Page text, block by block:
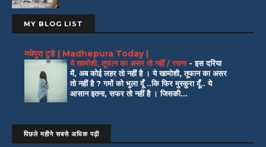
MY BLOG LIST
मधेपुरा टुडे | Madhepura Today |
ये खामोशी, तूफान का असर तो नहीं / रचना -इस दरिया
में, अब कोई लहर तो नहीं है । ये खामोशी, तूफान का असर
तो नहीं है ? गमों को भुला दूँ ..कि फिर मुस्कुरा दूँ.. ये
आसान इतना, सफर तो नहीं है । जिसकी...
पिछले महीने सबसे अधिक पढ़ी